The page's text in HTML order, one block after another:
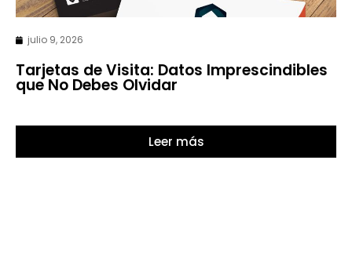
julio 9, 2026
Tarjetas de Visita: Datos Imprescindibles
que No Debes Olvidar
Leer más